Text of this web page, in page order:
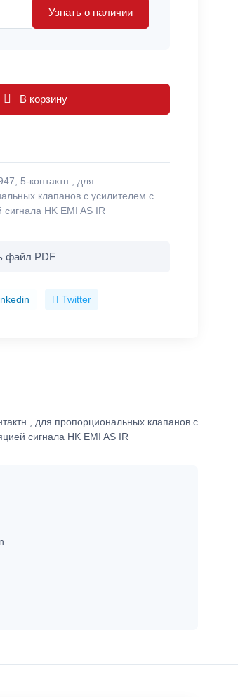
Узнать о наличии
В корзину
5-контактн., для
клапанов с усилителем с
HK EMI AS IR
файл PDF
Twitter
для пропорциональных клапанов с
сигнала HK EMI AS IR